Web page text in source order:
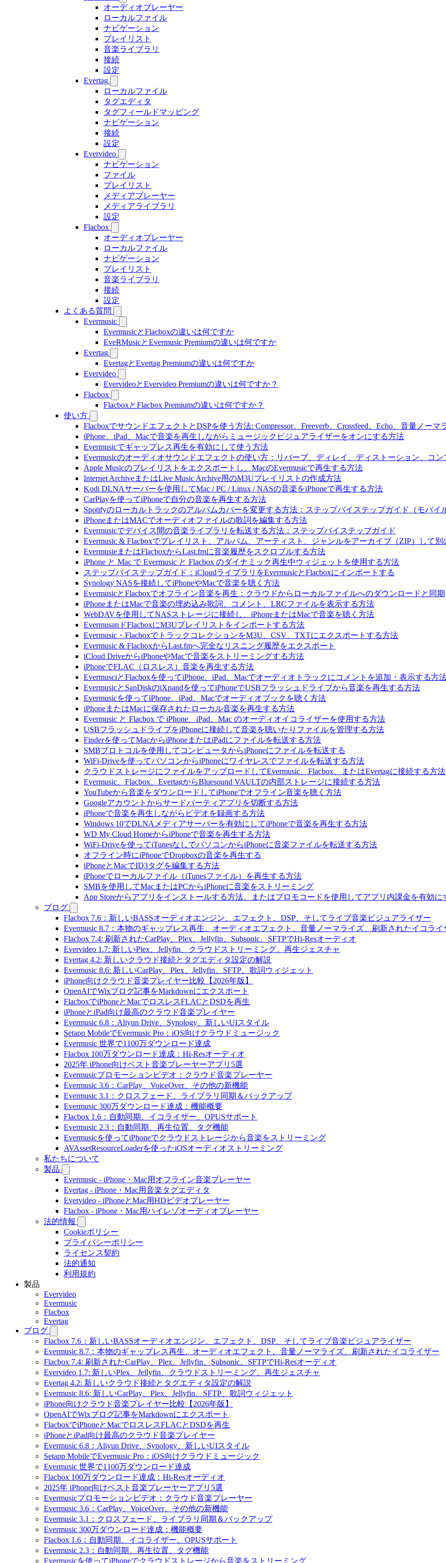
オーディオプレーヤー
ローカルファイル
ナビゲーション
プレイリスト
音楽ライブラリ
接続
設定
Evertag
ローカルファイル
タグエディタ
タグフィールドマッピング
ナビゲーション
接続
設定
Evervideo
ナビゲーション
ファイル
プレイリスト
メディアプレーヤー
メディアライブラリ
設定
Flacbox
オーディオプレーヤー
ローカルファイル
ナビゲーション
プレイリスト
音楽ライブラリ
接続
設定
よくある質問
Evermusic
EvermusicとFlacboxの違いは何ですか
EveRMusicとEvermusic Premiumの違いは何ですか
Evertag
EvertagとEvertag Premiumの違いは何ですか
Evervideo
EvervideoとEvervideo Premiumの違いは何ですか？
Flacbox
FlacboxとFlacbox Premiumの違いは何ですか？
使い方
FlacboxでサウンドエフェクトとDSPを使う方法: Compressor、Freeverb、Crossfeed、Echo、音量ノー
iPhone、iPad、Macで音楽を再生しながらミュージックビジュアライザーをオンにする方法
Evermusicでギャップレス再生を有効にして使う方法
Evermusicのオーディオサウンドエフェクトの使い方：リバーブ、ディレイ、ディストーション、コ
Apple Musicのプレイリストをエクスポートし、MacのEvermusicで再生する方法
Internet ArchiveまたはLive Music Archive用のM3Uプレイリストの作成方法
Kodi DLNAサーバーを使用してMac / PC / Linux / NASの音楽をiPhoneで再生する方法
CarPlayを使ってiPhoneで自分の音楽を再生する方法
Spotifyのローカルトラックのアルバムカバーを変更する方法：ステップバイステップガイド（モバイ
iPhoneまたはMACでオーディオファイルの歌詞を編集する方法
Evermusicでデバイス間の音楽ライブラリを転送する方法：ステップバイステップガイド
Evermusic & Flacboxでプレイリスト、アルバム、アーティスト、ジャンルをアーカイブ（ZIP）して
EvermusieまたはFlacboxからLast.fmに音楽履歴をスクロブルする方法
iPhone と Mac で Evermusic と Flacbox のダイナミック再生中ウィジェットを使用する方法
ステップバイステップガイド：iCloudライブラリをEvermusicとFlacboxにインポートする
Synology NASを接続してiPhoneやMacで音楽を聴く方法
EvermusicとFlacboxでオフライン音楽を再生：クラウドからローカルファイルへのダウンロードと同期
iPhoneまたはMacで音楽の埋め込み歌詞、コメント、LRCファイルを表示する方法
WebDAVを使用してNASストレージに接続し、iPhoneまたはMacで音楽を聴く方法
EvermusanドFlacboxにM3Uプレイリストをインポートする方法
Evermusic・FlacboxでトラックコレクションをM3U、CSV、TXTにエクスポートする方法
Evermusic & FlacboxからLast.fmへ完全なリスニング履歴をエクスポート
iCloud DriveからiPhoneやMacで音楽をストリーミングする方法
iPhoneでFLAC（ロスレス）音楽を再生する方法
EvermusciとFlacboxを使ってiPhone、iPad、Macでオーディオトラックにコメントを追加・表示する方
EvermusicとSanDiskのiXpandを使ってiPhoneでUSBフラッシュドライブから音楽を再生する方法
Evermusicを使ってiPhone、iPad、Macでオーディオブックを聴く方法
iPhoneまたはMacに保存されたローカル音楽を再生する方法
Evermusic と Flacbox で iPhone、iPad、Mac のオーディオイコライザーを使用する方法
USBフラッシュドライブをiPhoneに接続して音楽を聴いたりファイルを管理する方法
Finderを使ってMacからiPhoneまたはiPadにファイルを転送する方法
SMBプロトコルを使用してコンピュータからiPhoneにファイルを転送する
WiFi-Driveを使ってパソコンからiPhoneにワイヤレスでファイルを転送する方法
クラウドストレージにファイルをアップロードしてEvermusic、Flacbox、またはEvertagに接続する方法
Evermusic、Flacbox、EvertagからBluesound VAULTの内部ストレージに接続する方法
YouTubeから音楽をダウンロードしてiPhoneでオフライン音楽を聴く方法
Googleアカウントからサードパーティアプリを切断する方法
iPhoneで音楽を再生しながらビデオを録画する方法
Windows 10でDLNAメディアサーバーを有効にしてiPhoneで音楽を再生する方法
WD My Cloud HomeからiPhoneで音楽を再生する方法
WiFi-Driveを使ってiTunesなしでパソコンからiPhoneに音楽ファイルを転送する方法
オフライン時にiPhoneでDropboxの音楽を再生する
iPhoneとMacでID3タグを編集する方法
iPhoneでローカルファイル（iTunesファイル）を再生する方法
SMBを使用してMacまたはPCからiPhoneに音楽をストリーミング
App Storeからアプリをインストールする方法、またはプロモコードを使用してアプリ内課金を有効に
ブログ
Flacbox 7.6：新しいBASSオーディオエンジン、エフェクト、DSP、そしてライブ音楽ビジュアライザー
Evermusic 8.7：本物のギャップレス再生、オーディオエフェクト、音量ノーマライズ、刷新されたイコライ
Flacbox 7.4: 刷新されたCarPlay、Plex、Jellyfin、Subsonic、SFTPでHi-Resオーディオ
Evervideo 1.7: 新しいPlex、Jellyfin、クラウドストリーミング、再生ジェスチャ
Evertag 4.2: 新しいクラウド接続とタグエディタ設定の解説
Evermusic 8.6: 新しいCarPlay、Plex、Jellyfin、SFTP、歌詞ウィジェット
iPhone向けクラウド音楽プレイヤー比較【2026年版】
OpenAIでWixブログ記事をMarkdownにエクスポート
FlacboxでiPhoneとMacでロスレスFLACとDSDを再生
iPhoneとiPad向け最高のクラウド音楽プレイヤー
Evermusic 6.8：Aliyun Drive、Synology、新しいUIスタイル
Setapp MobileでEvermusic Pro：iOS向けクラウドミュージック
Evermusic 世界で1100万ダウンロード達成
Flacbox 100万ダウンロード達成：Hi-Resオーディオ
2025年 iPhone向けベスト音楽プレーヤーアプリ5選
Evermusicプロモーションビデオ：クラウド音楽プレーヤー
Evermusic 3.6：CarPlay、VoiceOver、その他の新機能
Evermusic 3.1：クロスフェード、ライブラリ同期＆バックアップ
Evermusic 300万ダウンロード達成：機能概要
Flacbox 1.6：自動同期、イコライザー、OPUSサポート
Evermusic 2.3：自動同期、再生位置、タグ機能
Evermusicを使ってiPhoneでクラウドストレージから音楽をストリーミング
AVAssetResourceLoaderを使ったiOSオーディオストリーミング
私たちについて
製品
Evermusic - iPhone・Mac用オフライン音楽プレーヤー
Evertag - iPhone・Mac用音楽タグエディタ
Evervideo - iPhoneとMac用HDビデオプレーヤー
Flacbox - iPhone・Mac用ハイレゾオーディオプレーヤー
法的情報
Cookieポリシー
プライバシーポリシー
ライセンス契約
法的通知
利用規約
製品
Evervideo
Evermusic
Flacbox
Evertag
ブログ
Flacbox 7.6：新しいBASSオーディオエンジン、エフェクト、DSP、そしてライブ音楽ビジュアライザー
Evermusic 8.7：本物のギャップレス再生、オーディオエフェクト、音量ノーマライズ、刷新されたイコライザー
Flacbox 7.4: 刷新されたCarPlay、Plex、Jellyfin、Subsonic、SFTPでHi-Resオーディオ
Evervideo 1.7: 新しいPlex、Jellyfin、クラウドストリーミング、再生ジェスチャ
Evertag 4.2: 新しいクラウド接続とタグエディタ設定の解説
Evermusic 8.6: 新しいCarPlay、Plex、Jellyfin、SFTP、歌詞ウィジェット
iPhone向けクラウド音楽プレイヤー比較【2026年版】
OpenAIでWixブログ記事をMarkdownにエクスポート
FlacboxでiPhoneとMacでロスレスFLACとDSDを再生
iPhoneとiPad向け最高のクラウド音楽プレイヤー
Evermusic 6.8：Aliyun Drive、Synology、新しいUIスタイル
Setapp MobileでEvermusic Pro：iOS向けクラウドミュージック
Evermusic 世界で1100万ダウンロード達成
Flacbox 100万ダウンロード達成：Hi-Resオーディオ
2025年 iPhone向けベスト音楽プレーヤーアプリ5選
Evermusicプロモーションビデオ：クラウド音楽プレーヤー
Evermusic 3.6：CarPlay、VoiceOver、その他の新機能
Evermusic 3.1：クロスフェード、ライブラリ同期＆バックアップ
Evermusic 300万ダウンロード達成：機能概要
Flacbox 1.6：自動同期、イコライザー、OPUSサポート
Evermusic 2.3：自動同期、再生位置、タグ機能
Evermusicを使ってiPhoneでクラウドストレージから音楽をストリーミング